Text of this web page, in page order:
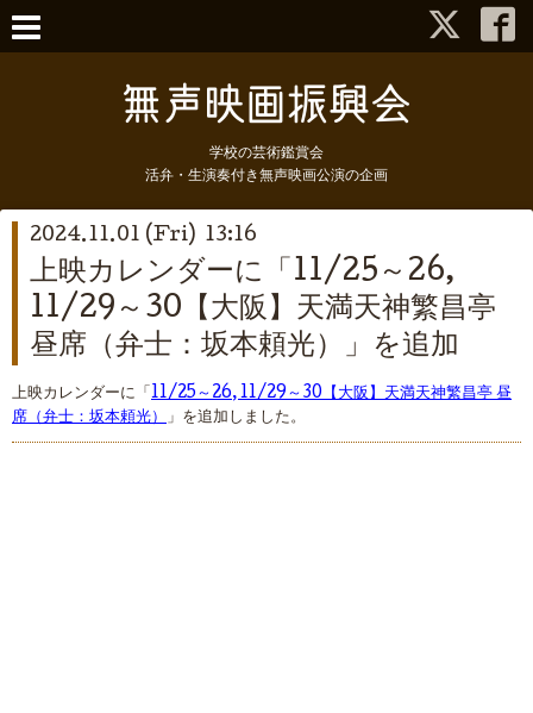
学校の芸術鑑賞会
活弁・生演奏付き無声映画公演の企画
2024.11.01 (Fri) 13:16
上映カレンダーに「11/25～26,
11/29～30【大阪】天満天神繁昌亭
昼席（弁士：坂本頼光）」を追加
上映カレンダーに「 11/25～26, 11/29～30【大阪】天満天神繁昌亭 昼
席（弁士：坂本頼光） 」を追加しました。